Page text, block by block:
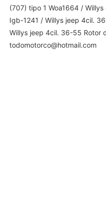
(707) tipo 1 Woa1664 /
Igb-1241 / Willys jeep 4cil.
Willys jeep 4cil. 36-55 Rotor
todomotorco@hotmail.com